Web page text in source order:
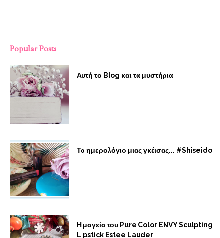
Popular Posts
Αυτή το Blog και τα μυστήρια
Το ημερολόγιο μιας γκέισας... #Shiseido
Η μαγεία του Pure Color ENVY Sculpting
Lipstick Estee Lauder